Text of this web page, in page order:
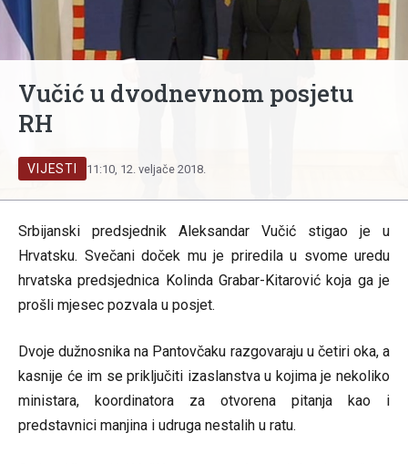
Vučić u dvodnevnom posjetu
RH
VIJESTI 11:10, 12. veljače 2018.
Srbijanski predsjednik Aleksandar Vučić stigao je u
Hrvatsku. Svečani doček mu je priredila u svome uredu
hrvatska predsjednica Kolinda Grabar-Kitarović koja ga je
prošli mjesec pozvala u posjet.
Dvoje dužnosnika na Pantovčaku razgovaraju u četiri oka, a
kasnije će im se priključiti izaslanstva u kojima je nekoliko
ministara, koordinatora za otvorena pitanja kao i
predstavnici manjina i udruga nestalih u ratu.